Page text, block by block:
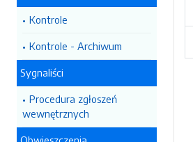
Kontrole
Kontrole - Archiwum
Sygnaliści
Procedura zgłoszeń
wewnętrznych